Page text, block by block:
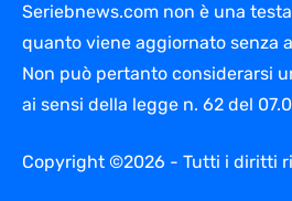
Seriebnews.com non è una
quanto viene aggiornato senza
Non può pertanto considerarsi
ai sensi della legge n. 62 del
Copyright ©2026 - Tutti i diritti